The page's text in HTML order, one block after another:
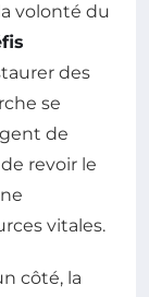
volonté du
des
se
de
revoir le
vitales.
côté, la